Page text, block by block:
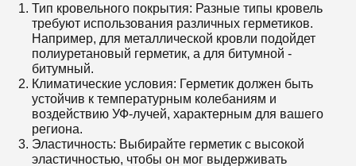
Тип кровельного покрытия: Разные типы кровель
требуют использования различных герметиков.
Например, для металлической кровли подойдет
полиуретановый герметик, а для битумной -
битумный.
Климатические условия: Герметик должен быть
устойчив к температурным колебаниям и
воздействию УФ-лучей, характерным для вашего
региона.
Эластичность: Выбирайте герметик с высокой
эластичностью, чтобы он мог выдерживать